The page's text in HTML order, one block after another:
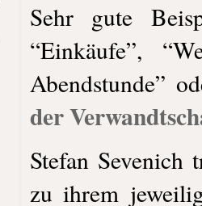
Sehr gute
“Einkäufe”,
Abendstunde”
der
Stefan Sevenich
zu ihrem